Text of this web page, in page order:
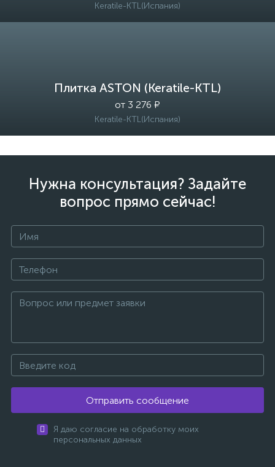
Keratile-KTL(Испания)
Плитка ASTON (Keratile-KTL)
от 3 276 ₽
Keratile-KTL(Испания)
Нужна консультация? Задайте
вопрос прямо сейчас!
Отправить сообщение
Я даю согласие на обработку моих
персональных данных